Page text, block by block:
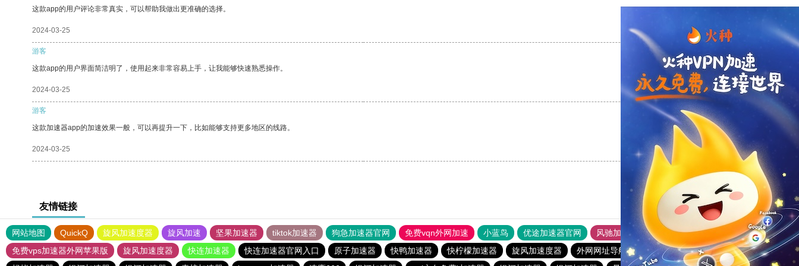
这款app的用户评论非常真实，可以帮助我做出更准确的选择。
2024-03-25 支持
游客
这款app的用户界面简洁明了，使用起来非常容易上手，让我能够快速熟悉操作。
2024-03-25 支持[0] 反对[0]
游客
这款加速器app的加速效果一般，可以再提升一下，比如能够支持更多地区的线路。
2024-03-25 支持[0] 反对[0]
友情链接
网站地图 QuickQ 旋风加速度器 旋风加速 坚果加速器 tiktok加速器 狗急加速器官网 免费vqn外网加速 小蓝鸟 优途加速器官网 风驰加速器
旋风加速器
免费vps加速器外网苹果版
旋风加速度器 快连加速器 快连加速器官网入口 原子加速器 快鸭加速器 快柠檬加速器 旋风加速度器 外网网址导航 软件中心
银河加速器